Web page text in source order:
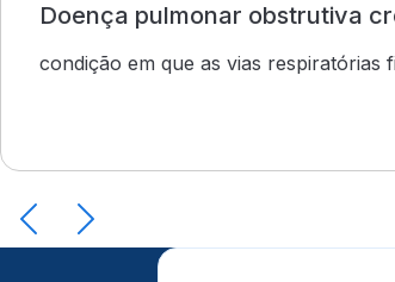
Doença pulmonar obstrutiva
condição em que as vias respiratórias